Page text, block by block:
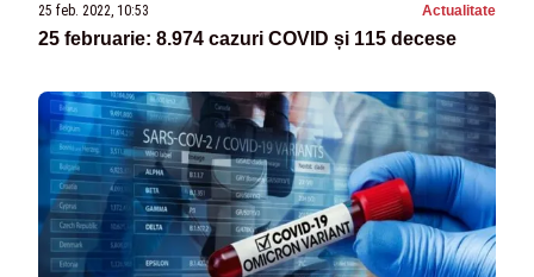
25 feb. 2022, 10:53 Actualitate
25 februarie: 8.974 cazuri COVID și 115 decese